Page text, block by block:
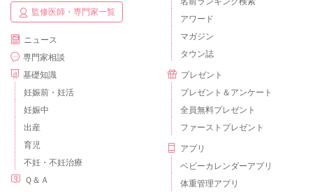
監修医師・専門家一覧
ニュース
専門家相談
基礎知識
妊娠前・妊活
妊娠中
出産
育児
不妊・不妊治療
Ｑ＆Ａ
アワード
マガジン
タウン誌
プレゼント
プレゼント＆アンケート
全員無料プレゼント
ファーストプレゼント
アプリ
ベビーカレンダーアプリ
体重管理アプリ